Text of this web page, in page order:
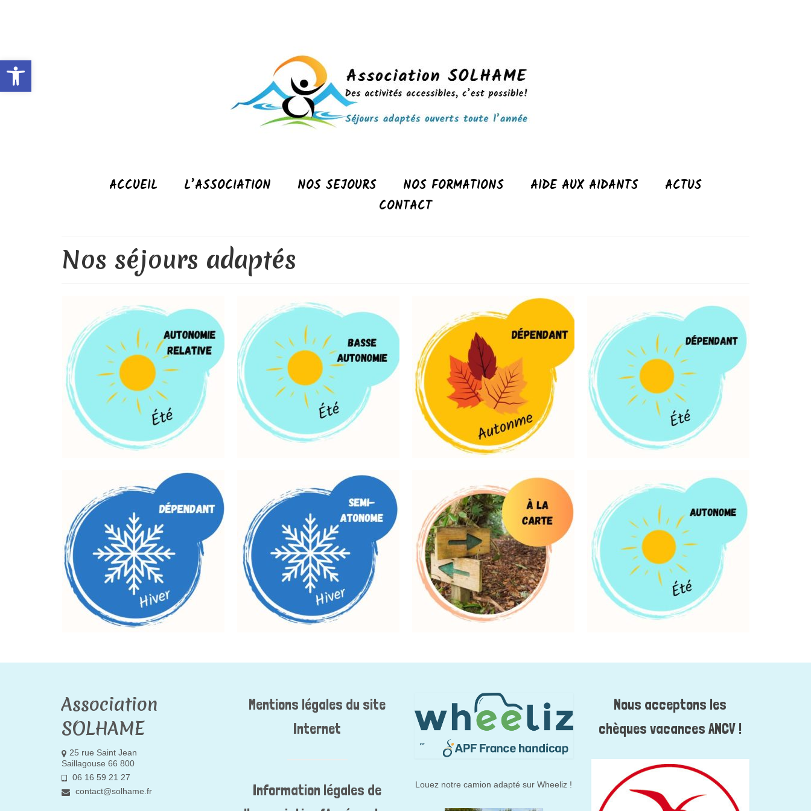
Ouvrir la barre d’outils
ACCUEIL L’ASSOCIATION NOS SEJOURS NOS FORMATIONS AIDE AUX AIDANTS
ACTUS
CONTACT
Nos séjours adaptés
Association
SOLHAME
25 rue Saint Jean
Saillagouse 66 800
06 16 59 21 27
contact@solhame.fr
Mentions légales du site
Internet
Information légales de
Louez notre camion adapté sur Wheeliz !
Nous acceptons les
chèques vacances ANCV !